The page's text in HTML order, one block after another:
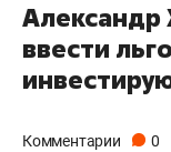
ввести
Комментарии 0